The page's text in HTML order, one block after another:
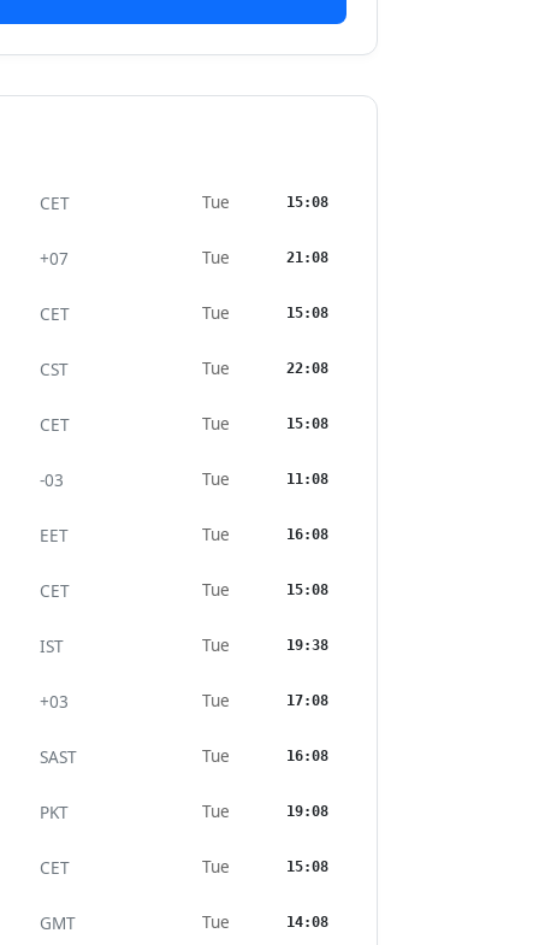
CET Tue 15:08
+07 Tue 21:08
CET Tue 15:08
CST Tue 22:08
CET Tue 15:08
-03 Tue 11:08
EET Tue 16:08
CET Tue 15:08
IST Tue 19:38
+03 Tue 17:08
SAST Tue 16:08
PKT Tue 19:08
CET Tue 15:08
GMT Tue 14:08